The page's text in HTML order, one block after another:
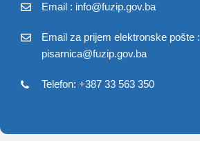
Email : info@fuzip.gov.ba
Email za prijem elektronske pošte :
pisarnica@fuzip.gov.ba
Telefon: +387 33 563 350